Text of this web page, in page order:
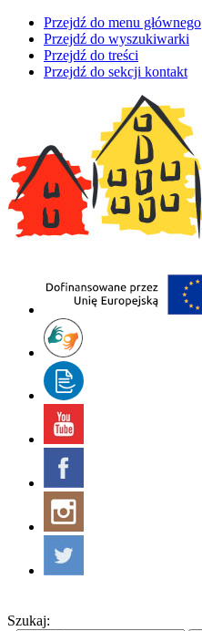
Przejdź do menu głównego
Przejdź do wyszukiwarki
Przejdź do treści
Przejdź do sekcji kontakt
Szukaj: